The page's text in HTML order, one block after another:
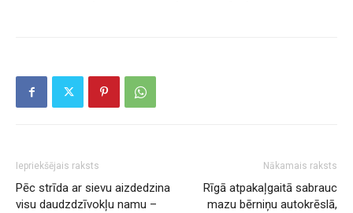
Iepriekšējais raksts
Pēc strīda ar sievu aizdedzina
visu daudzdzīvokļu namu –
Nākamais raksts
Rīgā atpakaļgaitā sabrauc
mazu bērniņu autokrēslā,